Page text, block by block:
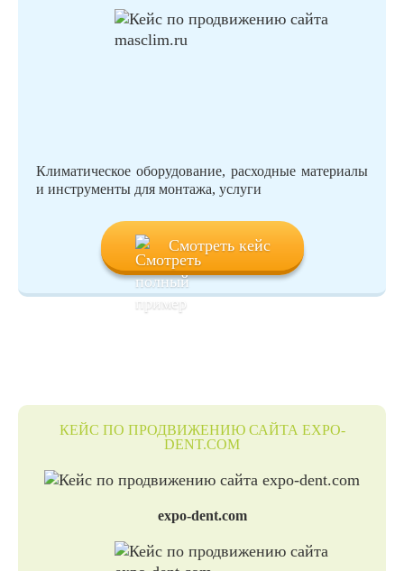
Климатическое оборудование, расходные материалы
и инструменты для монтажа, услуги
Смотреть кейс
КЕЙС ПО ПРОДВИЖЕНИЮ САЙТА EXPO-
DENT.COM
expo-dent.com